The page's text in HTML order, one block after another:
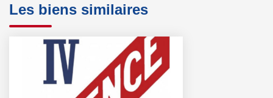
Les biens similaires